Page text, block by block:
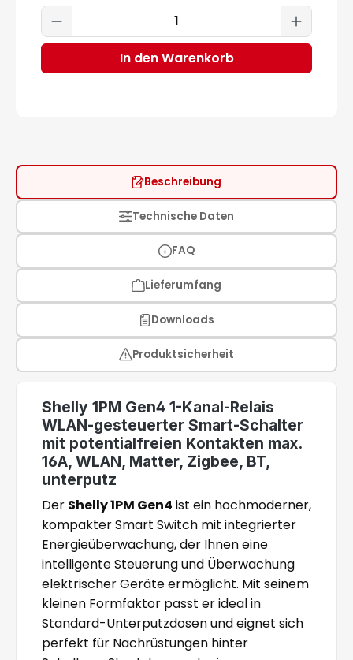
Produkt Anzahl: Gib den
In den Warenkorb
Beschreibung
Technische Daten
FAQ
Lieferumfang
Downloads
Produktsicherheit
Shelly 1PM Gen4 1-Kanal-Relais
WLAN-gesteuerter Smart-Schalter
mit potentialfreien Kontakten max.
16A, WLAN, Matter, Zigbee, BT,
unterputz
Der Shelly 1PM Gen4 ist ein hochmoderner,
kompakter Smart Switch mit integrierter
Energieüberwachung, der Ihnen eine
intelligente Steuerung und Überwachung
elektrischer Geräte ermöglicht. Mit seinem
kleinen Formfaktor passt er ideal in
Standard-Unterputzdosen und eignet sich
perfekt für Nachrüstungen hinter